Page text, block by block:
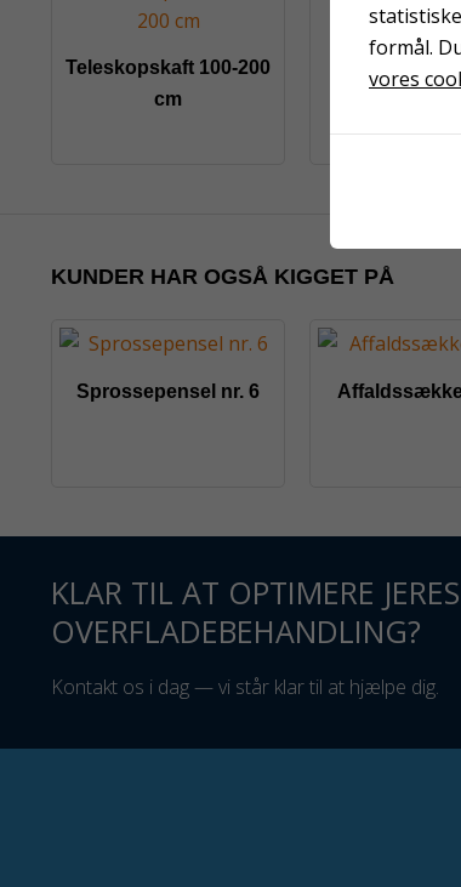
Teleskopskaft 100-200
cm
KUNDER HAR OGSÅ KIGGET PÅ
Sprossepensel nr. 6
KLAR TIL AT OPTIMERE JERES
OVERFLADEBEHANDLING?
Kontakt os i dag — vi står klar til at hjælpe dig.
formål.
vores